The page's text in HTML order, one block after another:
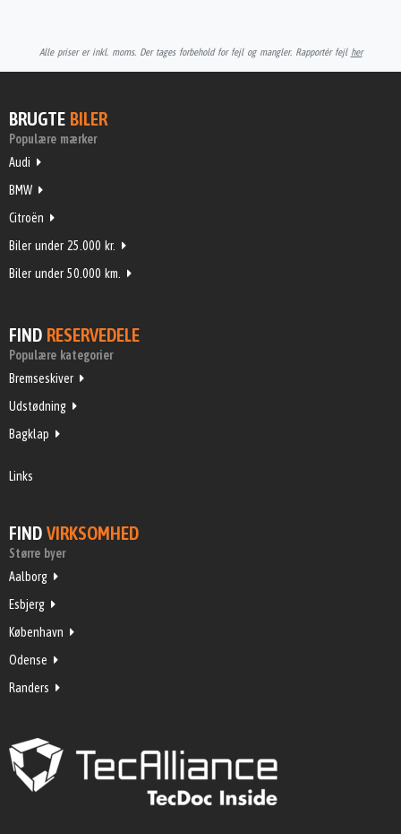
Alle priser er inkl. moms. Der tages forbehold for fejl og mangler. Rapportér fejl her
BRUGTE BILER
Populære mærker
Audi
BMW
Citroën
Biler under 25.000 kr.
Biler under 50.000 km.
FIND RESERVEDELE
Populære kategorier
Bremseskiver
Udstødning
Bagklap
Links
FIND VIRKSOMHED
Større byer
Aalborg
Esbjerg
København
Odense
Randers